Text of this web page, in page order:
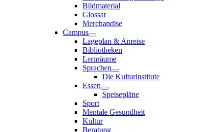
Bildmaterial
Glossar
Merchandise
Campus
Lageplan & Anreise
Bibliotheken
Lernräume
Sprachen
Die Kulturinstitute
Essen
Speisepläne
Sport
Mentale Gesundheit
Kultur
Beratung